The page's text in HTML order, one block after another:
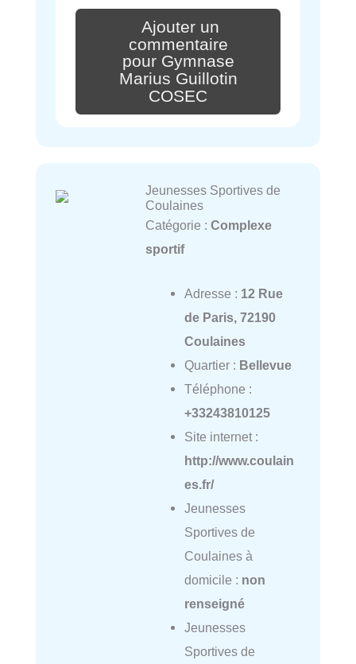
Ajouter un
commentaire
pour Gymnase
Marius Guillotin
COSEC
Jeunesses Sportives de
Coulaines
Catégorie : Complexe
sportif
Adresse : 12 Rue
de Paris, 72190
Coulaines
Quartier : Bellevue
Téléphone :
+33243810125
Site internet :
http://www.coulain
es.fr/
Jeunesses
Sportives de
Coulaines à
domicile : non
renseigné
Jeunesses
Sportives de